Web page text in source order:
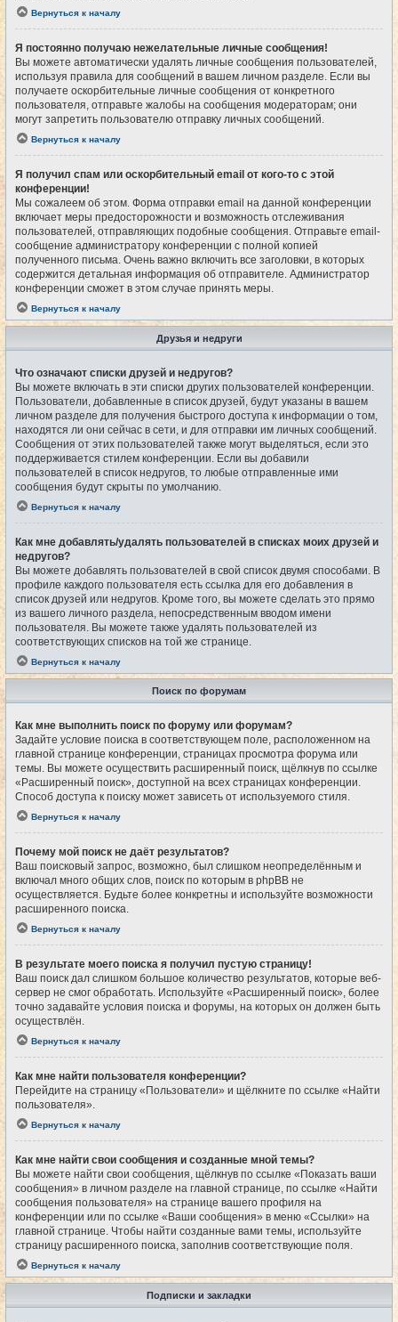
Вернуться к началу
Я постоянно получаю нежелательные личные сообщения!
Вы можете автоматически удалять личные сообщения пользователей,
используя правила для сообщений в вашем личном разделе. Если вы
получаете оскорбительные личные сообщения от конкретного
пользователя, отправьте жалобы на сообщения модераторам; они
могут запретить пользователю отправку личных сообщений.
Вернуться к началу
Я получил спам или оскорбительный email от кого-то с этой
конференции!
Мы сожалеем об этом. Форма отправки email на данной конференции
включает меры предосторожности и возможность отслеживания
пользователей, отправляющих подобные сообщения. Отправьте email-
сообщение администратору конференции с полной копией
полученного письма. Очень важно включить все заголовки, в которых
содержится детальная информация об отправителе. Администратор
конференции сможет в этом случае принять меры.
Вернуться к началу
Друзья и недруги
Что означают списки друзей и недругов?
Вы можете включать в эти списки других пользователей конференции.
Пользователи, добавленные в список друзей, будут указаны в вашем
личном разделе для получения быстрого доступа к информации о том,
находятся ли они сейчас в сети, и для отправки им личных сообщений.
Сообщения от этих пользователей также могут выделяться, если это
поддерживается стилем конференции. Если вы добавили
пользователей в список недругов, то любые отправленные ими
сообщения будут скрыты по умолчанию.
Вернуться к началу
Как мне добавлять/удалять пользователей в списках моих друзей и
недругов?
Вы можете добавлять пользователей в свой список двумя способами. В
профиле каждого пользователя есть ссылка для его добавления в
список друзей или недругов. Кроме того, вы можете сделать это прямо
из вашего личного раздела, непосредственным вводом имени
пользователя. Вы можете также удалять пользователей из
соответствующих списков на той же странице.
Вернуться к началу
Поиск по форумам
Как мне выполнить поиск по форуму или форумам?
Задайте условие поиска в соответствующем поле, расположенном на
главной странице конференции, страницах просмотра форума или
темы. Вы можете осуществить расширенный поиск, щёлкнув по ссылке
«Расширенный поиск», доступной на всех страницах конференции.
Способ доступа к поиску может зависеть от используемого стиля.
Вернуться к началу
Почему мой поиск не даёт результатов?
Ваш поисковый запрос, возможно, был слишком неопределённым и
включал много общих слов, поиск по которым в phpBB не
осуществляется. Будьте более конкретны и используйте возможности
расширенного поиска.
Вернуться к началу
В результате моего поиска я получил пустую страницу!
Ваш поиск дал слишком большое количество результатов, которые веб-
сервер не смог обработать. Используйте «Расширенный поиск», более
точно задавайте условия поиска и форумы, на которых он должен быть
осуществлён.
Вернуться к началу
Как мне найти пользователя конференции?
Перейдите на страницу «Пользователи» и щёлкните по ссылке «Найти
пользователя».
Вернуться к началу
Как мне найти свои сообщения и созданные мной темы?
Вы можете найти свои сообщения, щёлкнув по ссылке «Показать ваши
сообщения» в личном разделе на главной странице, по ссылке «Найти
сообщения пользователя» на странице вашего профиля на
конференции или по ссылке «Ваши сообщения» в меню «Ссылки» на
главной странице. Чтобы найти созданные вами темы, используйте
страницу расширенного поиска, заполнив соответствующие поля.
Вернуться к началу
Подписки и закладки